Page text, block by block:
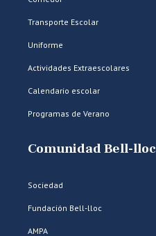
Transporte Escolar
Uniforme
Actividades Extraescolares
Calendario escolar
Programas de Verano
Comunidad Bell-lloc
Sociedad
Fundación Bell-lloc
AMPA